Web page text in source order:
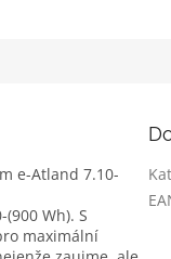
e-Atland 7.10-
Wh). S
maximální